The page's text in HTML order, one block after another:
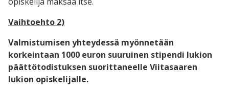
Vaihtoehto 2)
Valmistumisen yhteydessä myönnetään
korkeintaan 1000 euron suuruinen stipendi lukion
päättötodistuksen suorittaneelle Viitasaaren
lukion opiskelijalle.